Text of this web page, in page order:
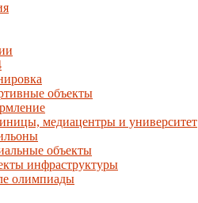
объекты
медиацентры и университет
объекты
инфраструктуры
олимпиады